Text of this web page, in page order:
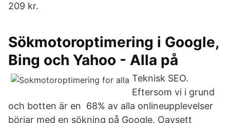
209 kr.
Sökmotoroptimering i Google,
Bing och Yahoo - Alla på
Teknisk SEO.
Eftersom vi i grund
och botten är en 68% av alla onlineupplevelser
börjar med en sökning på Google. Oavsett